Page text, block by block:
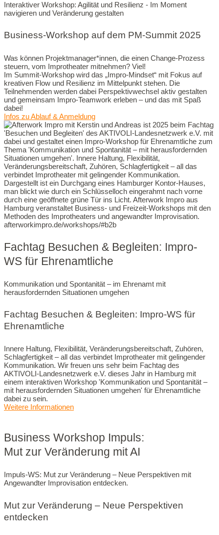
Interaktiver Workshop: Agilität und Resilienz - Im Moment
navigieren und Veränderung gestalten
Business-Workshop auf dem PM-Summit 2025
Was können Projektmanager*innen, die einen Change-Prozess
steuern, vom Improtheater mitnehmen? Viel!
Im Summit-Workshop wird das „Impro-Mindset“ mit Fokus auf
kreativen Flow und Resilienz im Mittelpunkt stehen. Die
Teilnehmenden werden dabei Perspektivwechsel aktiv gestalten
und gemeinsam Impro-Teamwork erleben – und das mit Spaß
dabei!
Infos zu Ablauf & Anmeldung
Fachtag Besuchen & Begleiten: Impro-
WS für Ehrenamtliche
Kommunikation und Spontanität – im Ehrenamt mit
herausfordernden Situationen umgehen
Fachtag Besuchen & Begleiten: Impro-WS für
Ehrenamtliche
Innere Haltung, Flexibilität, Veränderungsbereitschaft, Zuhören,
Schlagfertigkeit – all das verbindet Improtheater mit gelingender
Kommunikation. Wir freuen uns sehr beim Fachtag des
AKTIVOLI-Landesnetzwerk e.V. dieses Jahr in Hamburg mit
einem interaktiven Workshop 'Kommunikation und Spontanität –
mit herausfordernden Situationen umgehen' für Ehrenamtliche
dabei zu sein.
Weitere Informationen
Business Workshop Impuls:
Mut zur Veränderung mit AI
Impuls-WS: Mut zur Veränderung – Neue Perspektiven mit
Angewandter Improvisation entdecken.
Mut zur Veränderung – Neue Perspektiven
entdecken